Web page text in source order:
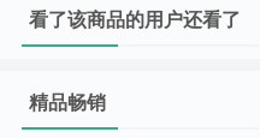
看了该商品的用户还看了
精品畅销